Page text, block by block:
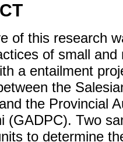
of this research
of small
a entailment
the
the Provincial
(GADPC). Two
to determine